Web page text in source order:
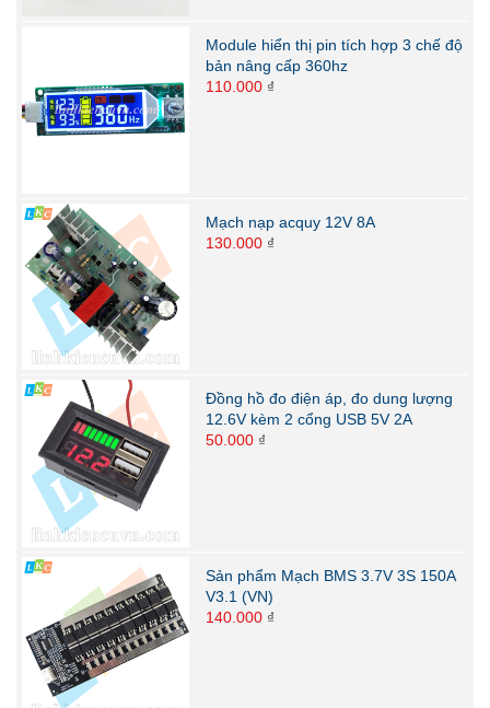
Module hiển thị pin tích hợp 3 chế độ
bản nâng cấp 360hz
110.000 ₫
Mạch nạp acquy 12V 8A
130.000 ₫
Đồng hồ đo điện áp, đo dung lượng
12.6V kèm 2 cổng USB 5V 2A
50.000 ₫
Sản phẩm Mạch BMS 3.7V 3S 150A
V3.1 (VN)
140.000 ₫